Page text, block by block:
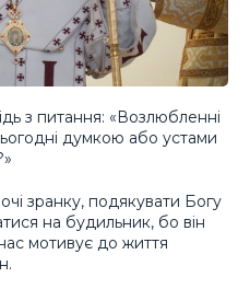
з питання: «Возлюбленні
думкою або устами
зранку, подякувати Богу
на будильник, бо він
мотивує до життя